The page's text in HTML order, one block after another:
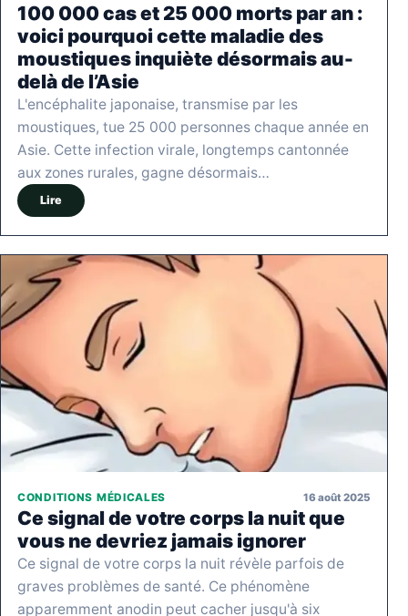
100 000 cas et 25 000 morts par an :
voici pourquoi cette maladie des
moustiques inquiète désormais au-
delà de l’Asie
L'encéphalite japonaise, transmise par les
moustiques, tue 25 000 personnes chaque année en
Asie. Cette infection virale, longtemps cantonnée
aux zones rurales, gagne désormais…
Lire
CONDITIONS MÉDICALES 16 août 2025
Ce signal de votre corps la nuit que
vous ne devriez jamais ignorer
Ce signal de votre corps la nuit révèle parfois de
graves problèmes de santé. Ce phénomène
apparemment anodin peut cacher jusqu'à six